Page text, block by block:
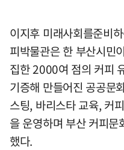
이지후 미래사회를준비
피박물관은 한 부산시민
집한 2000여 점의 커피
기증해 만들어진 공공문
스팅, 바리스타 교육, 커
을 운영하며 부산 커피
했다.